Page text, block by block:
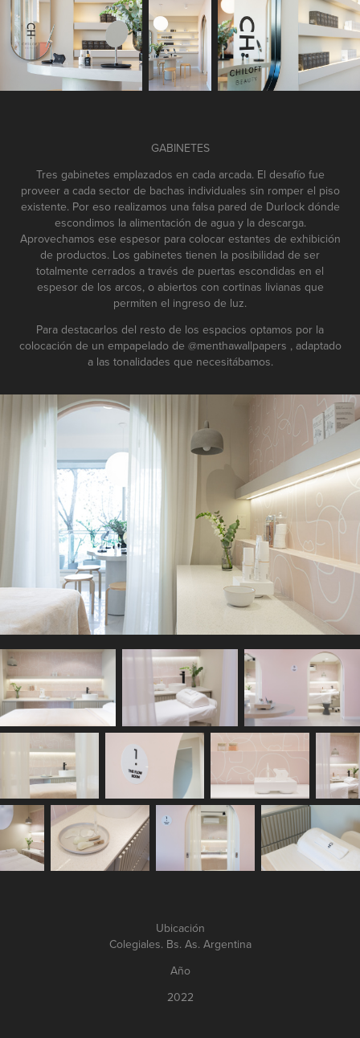
GABINETES
Tres gabinetes emplazados en cada arcada. El desafío fue
proveer a cada sector de bachas individuales sin romper el piso
existente. Por eso realizamos una falsa pared de Durlock dónde
escondimos la alimentación de agua y la descarga.
Aprovechamos ese espesor para colocar estantes de exhibición
de productos. Los gabinetes tienen la posibilidad de ser
totalmente cerrados a través de puertas escondidas en el
espesor de los arcos, o abiertos con cortinas livianas que
permiten el ingreso de luz.
Para destacarlos del resto de los espacios optamos por la
colocación de un empapelado de @menthawallpapers , adaptado
a las tonalidades que necesitábamos.
Ubicación
Colegiales. Bs. As. Argentina
Año
2022